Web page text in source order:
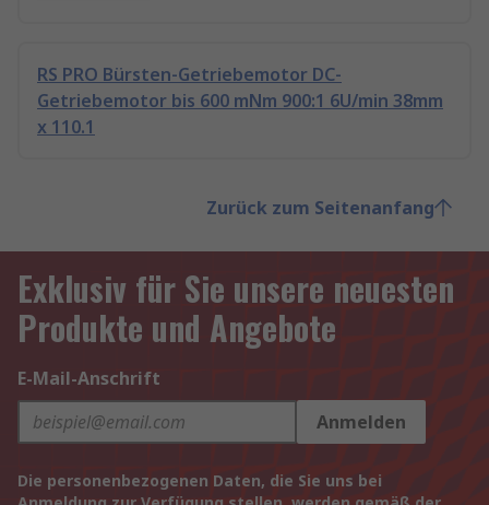
RS PRO Bürsten-Getriebemotor DC-
Getriebemotor bis 600 mNm 900:1 6U/min 38mm
x 110.1
Zurück zum Seitenanfang
Exklusiv für Sie unsere neuesten
Produkte und Angebote
E-Mail-Anschrift
Anmelden
Die personenbezogenen Daten, die Sie uns bei